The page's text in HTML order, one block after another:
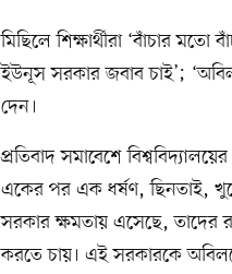
মিছিলে শিক্ষার্থীরা ‘বাঁচার
ইউনূস সরকার জবাব চাই’;
দেন।
প্রতিবাদ সমাবেশে
একের পর এক ধর্ষণ, ছিনতাই,
সরকার ক্ষমতায় এসেছে, তাদের
করতে চায়। এই সরকারকে